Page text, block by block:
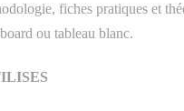
fiches pratiques et
ou tableau blanc.